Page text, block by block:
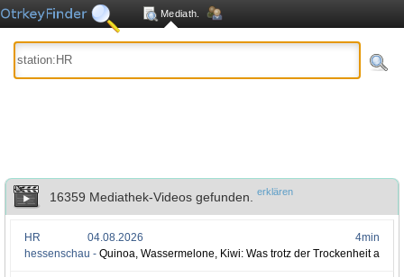
Mediath.
16359 Mediathek-Videos gefunden. erklären
4min
HR
04.08.2026
hessenschau - Quinoa, Wassermelone, Kiwi: Was trotz der Trockenheit